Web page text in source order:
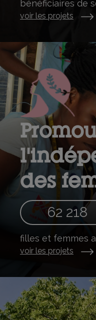
bénéficiaires de
voir les projets
des
62 218
filles et femmes
voir les projets